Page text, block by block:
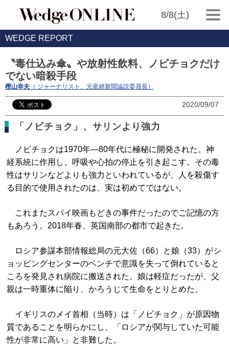
8/8(土)
WEDGE REPORT
〝毒仕込み傘〟や放射性飲料、ノビチョクだけ
でない暗殺手段
樫山幸夫 （ ジャーナリスト、元産經新聞論説委員長）
2020/09/07
「ノビチョク」、サリンより強力
ノビチョクは1970年―80年代に極秘に開発された。神
経系統に作用し、呼吸や心拍の停止を引き起こす。その毒
性はサリンなどよりも強力といわれているが、人を殺傷す
る目的で使用されたのは、実は初めてではない。
これまたスパイ映画もどきの事件だったのでご記憶の方
もあろう。2018年春、英国南部の都市で起きた。
ロシア参謀本部情報総局の元大佐（66）と娘（33）がシ
ョッピングセンターのベンチで意識を失って倒れていると
ころを発見され病院に搬送された。娘は軽症だったが、父
親は一時重体に陥り、かろうじて生命をとりとめた。
イギリスのメイ首相（当時）は「ノビチョク」が原因物
質であることを明らかにし、「ロシアが関与していた可能
性が非常に高い」と非難した。